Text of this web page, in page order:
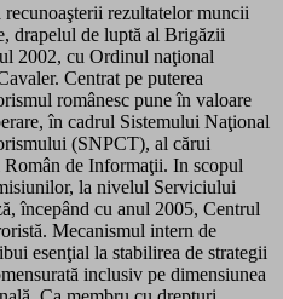
rezultatelor muncii
drapelul de luptă al Brigăzii
2002, cu Ordinul naţional
Centrat pe puterea
românesc pune în valoare
în cadrul Sistemului Naţional
(SNPCT), al cărui
de Informaţii. In scopul
la nivelul Serviciului
începând cu anul 2005, Centrul
Mecanismul intern de
esenţial la stabilirea de strategii
inclusiv pe dimensiunea